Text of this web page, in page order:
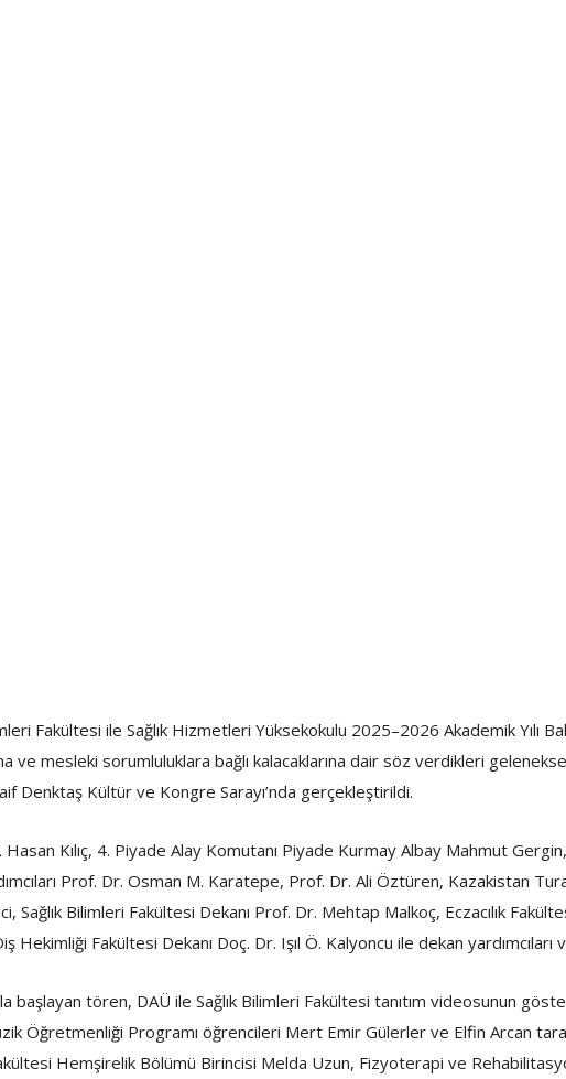
Fakültesi ile Sağlık Hizmetleri Yüksekokulu 2025–2026 Akademik Yılı
ve mesleki sorumluluklara bağlı kalacaklarına dair söz verdikleri
Denktaş Kültür ve Kongre Sarayı’nda gerçekleştirildi.
Kılıç, 4. Piyade Alay Komutanı Piyade Kurmay Albay Mahmut
Prof. Dr. Osman M. Karatepe, Prof. Dr. Ali Öztüren, Kazakistan
Bilimleri Fakültesi Dekanı Prof. Dr. Mehtap Malkoç, Eczacılık
Hekimliği Fakültesi Dekanı Doç. Dr. Işıl Ö. Kalyoncu ile dekan yardımcıları
başlayan tören, DAÜ ile Sağlık Bilimleri Fakültesi tanıtım videosunun
Öğretmenliği Programı öğrencileri Mert Emir Gülerler ve Elfin Arcan
Hemşirelik Bölümü Birincisi Melda Uzun, Fizyoterapi ve